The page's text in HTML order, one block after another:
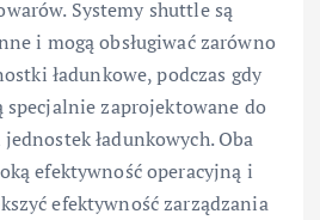
Systemy shuttle są
i mogą obsługiwać zarówno
ładunkowe, podczas gdy
zaprojektowane do
jednostek ładunkowych. Oba
efektywność operacyjną i
efektywność zarządzania